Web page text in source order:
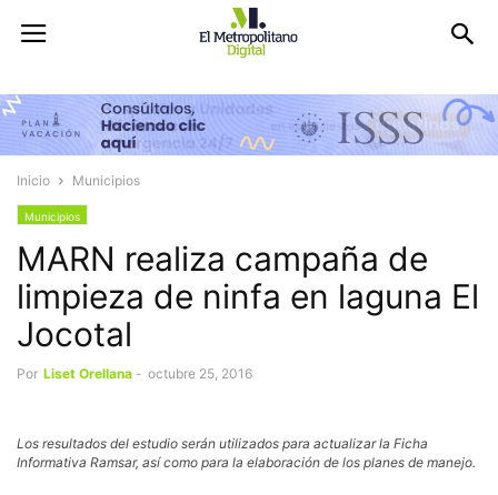
Inicio Municipios
Municipios
MARN realiza campaña de
limpieza de ninfa en laguna El
Jocotal
Por Liset Orellana - octubre 25, 2016
Los resultados del estudio serán utilizados para actualizar la Ficha
Informativa Ramsar, así como para la elaboración de los planes de manejo.